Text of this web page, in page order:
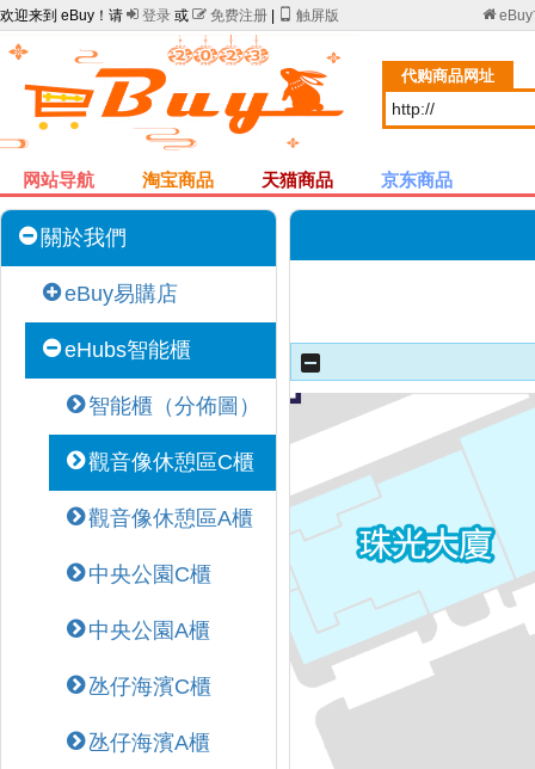
欢迎来到 eBuy！请  登录 或  免费注册 触屏版 eBuy
代购商品网址
网站导航 淘宝商品 天猫商品 京东商品
關於我們
eBuy易購店
eHubs智能櫃
智能櫃（分佈圖）
觀音像休憩區C櫃
觀音像休憩區A櫃
中央公園C櫃
中央公園A櫃
氹仔海濱C櫃
氹仔海濱A櫃